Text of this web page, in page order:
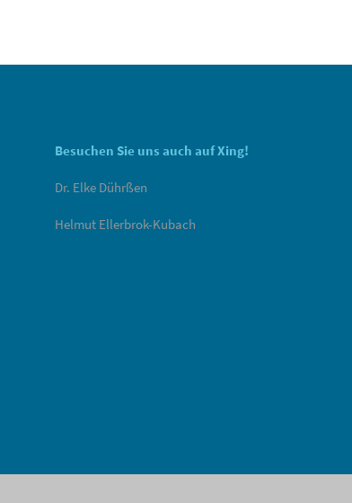
Besuchen Sie uns auch auf Xing!
Dr. Elke Dührßen
Helmut Ellerbrok-Kubach